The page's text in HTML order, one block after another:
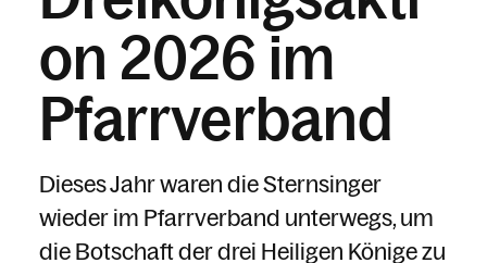
Personen
Kontakt
on 2026 im
Pfarrverband
Dieses Jahr waren die Sternsinger
wieder im Pfarrverband unterwegs, um
die Botschaft der drei Heiligen Könige zu